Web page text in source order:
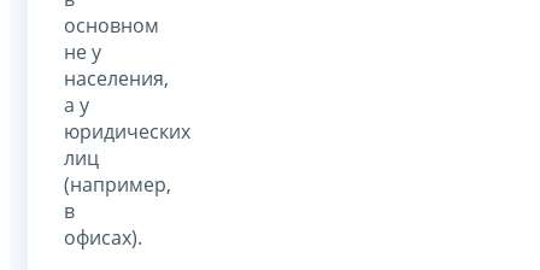
основном
не у
населения,
а у
юридических
лиц
(например,
в
офисах).